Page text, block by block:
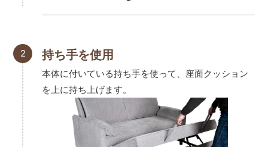
2 持ち手を使用
本体に付いている持ち手を使って、座面クッション
を上に持ち上げます。